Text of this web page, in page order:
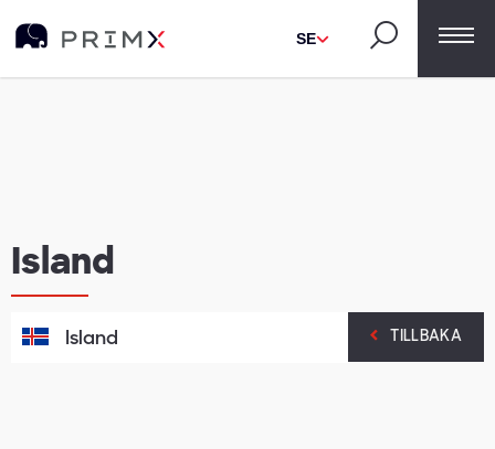
SE
Island
Island TILLBAKA